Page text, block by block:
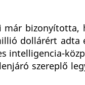
bizonyította,
dollárért adta
intelligencia-
szereplő